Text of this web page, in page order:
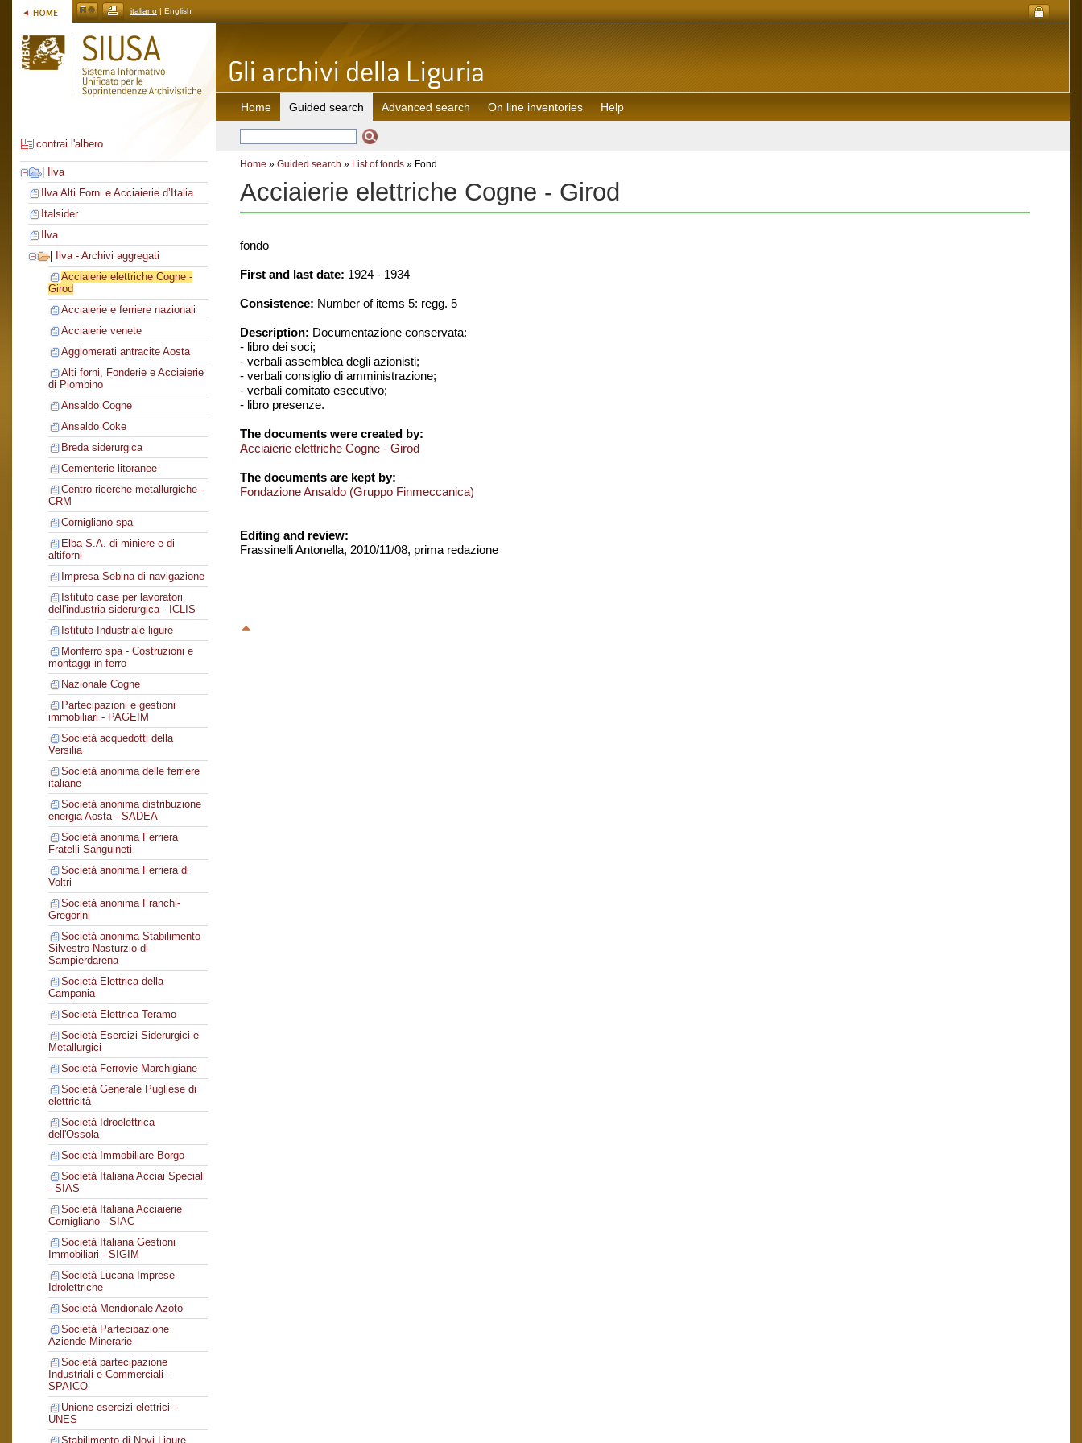
italiano | English
contrai l'albero
Ilva
Ilva Alti Forni e Acciaierie d’Italia
Italsider
Ilva
Ilva - Archivi aggregati
Acciaierie elettriche Cogne -
Girod
Acciaierie e ferriere nazionali
Acciaierie venete
Agglomerati antracite Aosta
Alti forni, Fonderie e Acciaierie
di Piombino
Ansaldo Cogne
Ansaldo Coke
Breda siderurgica
Cementerie litoranee
Centro ricerche metallurgiche -
CRM
Cornigliano spa
Elba S.A. di miniere e di
altiforni
Impresa Sebina di navigazione
Istituto case per lavoratori
dell'industria siderurgica - ICLIS
Istituto Industriale ligure
Monferro spa - Costruzioni e
montaggi in ferro
Nazionale Cogne
Partecipazioni e gestioni
immobiliari - PAGEIM
Società acquedotti della
Versilia
Società anonima delle ferriere
italiane
Società anonima distribuzione
energia Aosta - SADEA
Società anonima Ferriera
Fratelli Sanguineti
Società anonima Ferriera di
Voltri
Società anonima Franchi-
Gregorini
Società anonima Stabilimento
Silvestro Nasturzio di
Sampierdarena
Società Elettrica della
Campania
Società Elettrica Teramo
Società Esercizi Siderurgici e
Metallurgici
Società Ferrovie Marchigiane
Società Generale Pugliese di
elettricità
Società Idroelettrica
dell'Ossola
Società Immobiliare Borgo
Società Italiana Acciai Speciali
- SIAS
Società Italiana Acciaierie
Cornigliano - SIAC
Società Italiana Gestioni
Immobiliari - SIGIM
Società Lucana Imprese
Idrolettriche
Società Meridionale Azoto
Società Partecipazione
Aziende Minerarie
Società partecipazione
Industriali e Commerciali -
SPAICO
Unione esercizi elettrici -
UNES
Stabilimento di Novi Ligure
Home Guided search Advanced search On line inventories Help
Home » Guided search » List of fonds » Fond
Acciaierie elettriche Cogne - Girod
fondo
First and last date: 1924 - 1934
Consistence: Number of items 5: regg. 5
Description: Documentazione conservata:
- libro dei soci;
- verbali assemblea degli azionisti;
- verbali consiglio di amministrazione;
- verbali comitato esecutivo;
- libro presenze.
The documents were created by:
Acciaierie elettriche Cogne - Girod
The documents are kept by:
Fondazione Ansaldo (Gruppo Finmeccanica)
Editing and review:
Frassinelli Antonella, 2010/11/08, prima redazione